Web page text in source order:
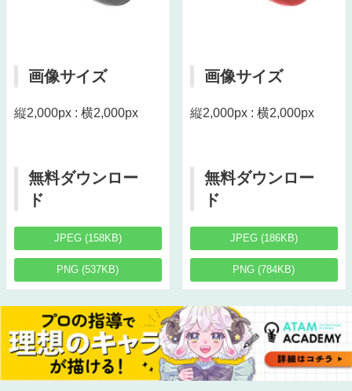
画像サイズ
縦2,000px : 横2,000px
無料ダウンロー
ド
JPEG (158KB)
PNG (537KB)
画像サイズ
縦2,000px : 横2,000px
無料ダウンロー
ド
JPEG (186KB)
PNG (784KB)